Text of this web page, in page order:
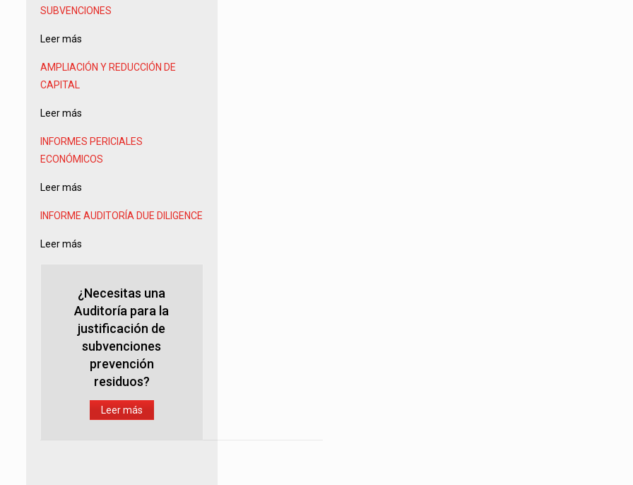
SUBVENCIONES
Leer más
AMPLIACIÓN Y REDUCCIÓN DE
CAPITAL
Leer más
INFORMES PERICIALES
ECONÓMICOS
Leer más
INFORME AUDITORÍA DUE DILIGENCE
Leer más
¿Necesitas una
Auditoría para la
justificación de
subvenciones
prevención
residuos?
Leer más